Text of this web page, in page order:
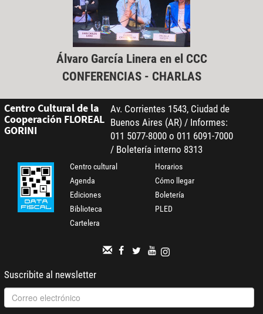
Álvaro García Linera en el CCC
CONFERENCIAS - CHARLAS
Centro Cultural de la
Cooperación FLOREAL
GORINI
Av. Corrientes 1543, Ciudad de
Buenos Aires (AR) / Informes:
011 5077-8000 o 011 6091-7000
/ Boletería interno 8313
Centro cultural
Agenda
Ediciones
Biblioteca
Cartelera
Horarios
Cómo llegar
Boletería
PLED
Suscribite al newsletter